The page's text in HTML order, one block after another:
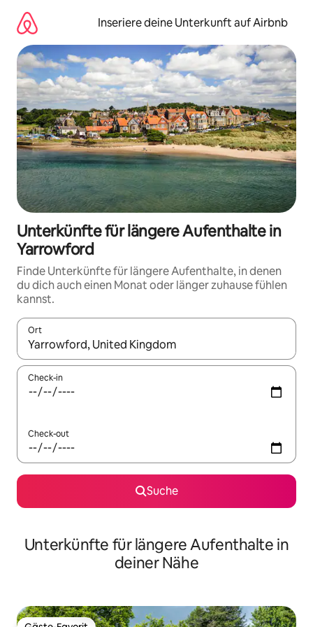
Inhalten
springen
Inseriere deine Unterkunft auf Airbnb
Unterkünfte für längere Aufenthalte in
Yarrowford
Finde Unterkünfte für längere Aufenthalte, in denen
du dich auch einen Monat oder länger zuhause fühlen
kannst.
Ort
Wenn Ergebnisse verfügbar sind, navigiere mit den
Check-in
Check-out
Suche
Unterkünfte für längere Aufenthalte in
deiner Nähe